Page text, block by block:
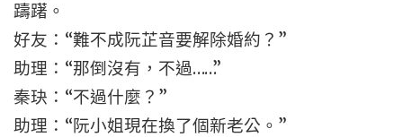
躊躇。
好友：“難不成阮芷音要解除婚約？”
助理：“那倒沒有，不過……”
秦玦：“不過什麼？”
助理：“阮小姐現在換了個新老公。”